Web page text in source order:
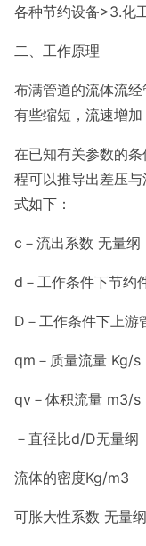
各种节约设备>3.化
二、工作原理
布满管道的流体流
有些缩短，流速增加
在已知有关参数的
程可以推导出差压
式如下：
c－流出系数 无量纲
d－工作条件下节约
D－工作条件下上游
qm－质量流量 Kg/s
qv－体积流量 m3/s
－直径比d/D无量纲
流体的密度Kg/m3
可胀大性系数 无量纲